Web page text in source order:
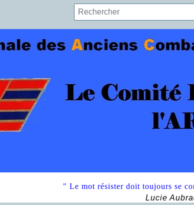
" Le mot résister doit toujours se
Lucie